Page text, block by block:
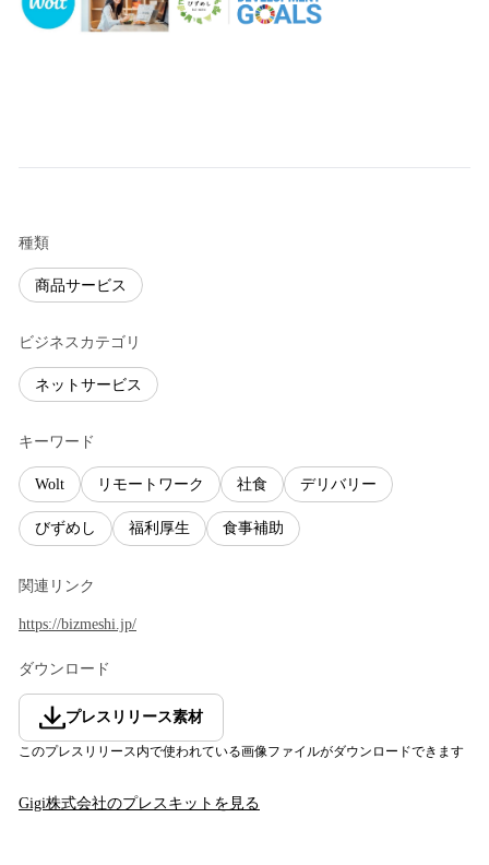
種類
商品サービス
ビジネスカテゴリ
ネットサービス
キーワード
Wolt リモートワーク 社食 デリバリー
びずめし 福利厚生 食事補助
関連リンク
https://bizmeshi.jp/
ダウンロード
プレスリリース素材
このプレスリリース内で使われている画像ファイルがダウンロードできます
Gigi株式会社のプレスキットを見る